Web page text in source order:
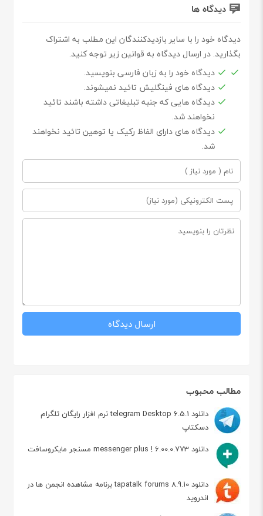
مطالب محبوب
دانلود telegram Desktop 6.5.1 نرم افزار رایگان تلگرام
دسکتاپ
دانلود messenger plus ! 6.00.0.773 مسنجر مایکروسافت
دانلود tapatalk forums 8.9.10 برنامه مشاهده انجمن ها در
اندروید
دیدگاه ها
دیدگاه خود را با سایر بازدیدکنندگان این مطلب به اشتراک
بگذارید. در ارسال دیدگاه به قوانین زیر توجه کنید.
دیدگاه خود را به زبان فارسی بنویسید.
دیدگاه های فینگلیش تائید نمیشوند.
دیدگاه هایی که جنبه تبلیغاتی داشته باشند تائید
نخواهند شد.
دیدگاه های دارای الفاظ رکیک یا توهین تائید نخواهند
شد.